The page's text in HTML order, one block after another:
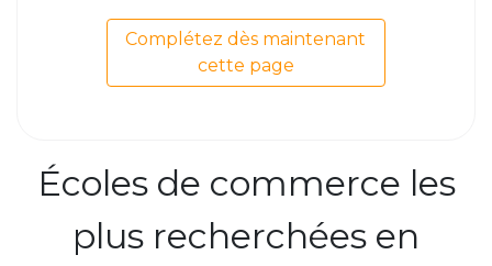
Complétez dès maintenant
cette page
Écoles de commerce les
plus recherchées en